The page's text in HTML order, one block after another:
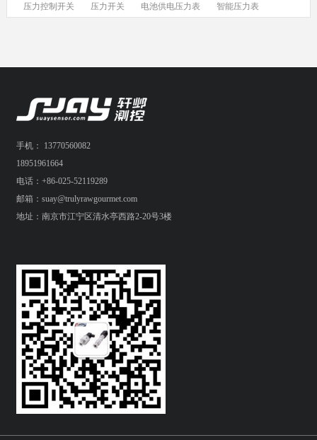
压力控制开关 压力开关 电池供电压力表 智能压力表
手机： 13770560082
18951961664
电话：+86-025-52119289
邮箱：suay@trulyrawgourmet.com
地址：南京市江宁区清水亭西路2-20号3楼